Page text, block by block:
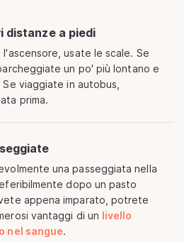
distanze a piedi
usate le scale. Se
un po' più lontano e
viaggiate in autobus,
prima.
una passeggiata nella
dopo un pasto
appena imparato, potrete
vantaggi di un livello
nel sangue.